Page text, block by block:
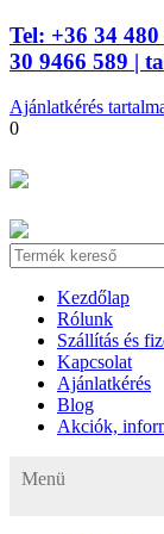
Tel: +36 34 480
30 9466 589 |
Ajánlatkérés
0
Kezdőlap
Rólunk
Szállítás és
Kapcsolat
Ajánlatkérés
Blog
Akciók,
Menü